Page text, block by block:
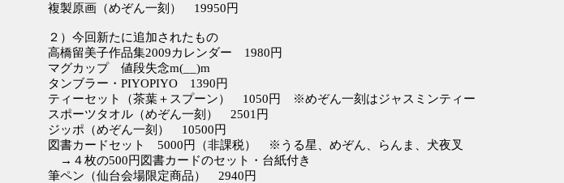
複製原画（めぞん一刻） 19950円
２）今回新たに追加されたもの
高橋留美子作品集2009カレンダー 1980円
マグカップ 値段失念m(__)m
タンブラー・PIYOPIYO 1390円
ティーセット（茶葉＋スプーン） 1050円 ※めぞん一刻はジャスミンティー
スポーツタオル（めぞん一刻） 2501円
ジッポ（めぞん一刻） 10500円
図書カードセット 5000円（非課税） ※うる星、めぞん、らんま、犬夜叉
→４枚の500円図書カードのセット・台紙付き
筆ペン（仙台会場限定商品） 2940円